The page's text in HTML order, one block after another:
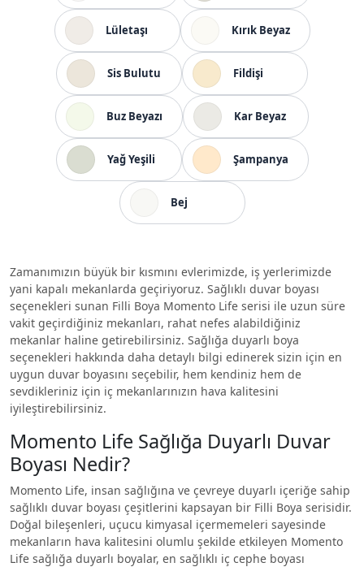
Lületaşı Kırık Beyaz
Sis Bulutu Fildişi
Buz Beyazı Kar Beyaz
Yağ Yeşili Şampanya
Bej
Zamanımızın büyük bir kısmını evlerimizde, iş yerlerimizde
yani kapalı mekanlarda geçiriyoruz. Sağlıklı duvar boyası
seçenekleri sunan Filli Boya Momento Life serisi ile uzun süre
vakit geçirdiğiniz mekanları, rahat nefes alabildiğiniz
mekanlar haline getirebilirsiniz. Sağlığa duyarlı boya
seçenekleri hakkında daha detaylı bilgi edinerek sizin için en
uygun duvar boyasını seçebilir, hem kendiniz hem de
sevdikleriniz için iç mekanlarınızın hava kalitesini
iyileştirebilirsiniz.
Momento Life Sağlığa Duyarlı Duvar
Boyası Nedir?
Momento Life, insan sağlığına ve çevreye duyarlı içeriğe sahip
sağlıklı duvar boyası çeşitlerini kapsayan bir Filli Boya serisidir.
Doğal bileşenleri, uçucu kimyasal içermemeleri sayesinde
mekanların hava kalitesini olumlu şekilde etkileyen Momento
Life sağlığa duyarlı boyalar, en sağlıklı iç cephe boyası